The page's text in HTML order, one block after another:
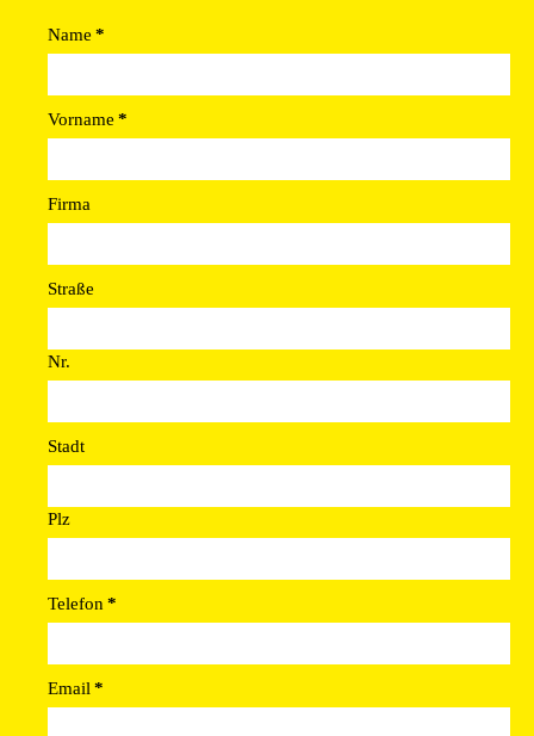
Name *
Vorname *
Firma
Straße
Nr.
Stadt
Plz
Telefon *
Email *